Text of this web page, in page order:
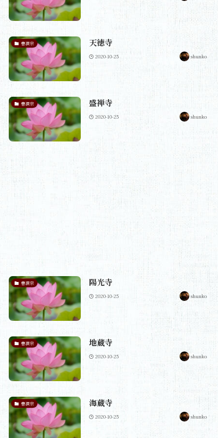
曹洞宗 天徳寺
2020-10-25 shunko
曹洞宗 盛禅寺
2020-10-25 shunko
曹洞宗 陽光寺
2020-10-25 shunko
曹洞宗 地蔵寺
2020-10-25 shunko
曹洞宗 海蔵寺
2020-10-25 shunko